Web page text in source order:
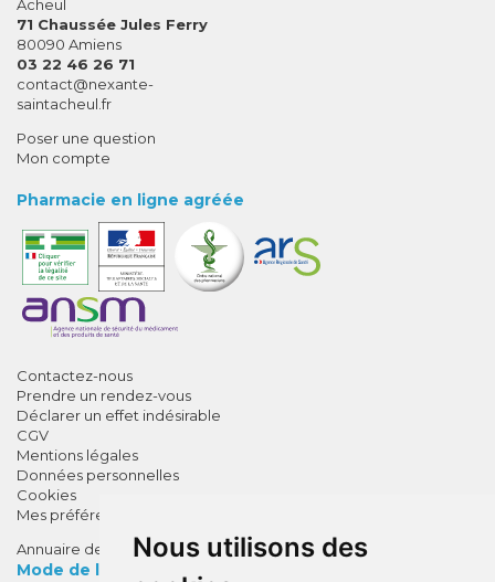
Nous utilisons des
Acheul
71 Chaussée Jules Ferry
80090 Amiens
03 22 46 26 71
contact-
@-
nexante-
saintacheul.fr
Poser une question
Mon compte
Pharmacie en ligne agréée
Contactez-nous
Prendre un rendez-vous
Déclarer un effet indésirable
CGV
Mentions légales
Données personnelles
Cookies
Mes préférences Cookies
Annuaire des pharmacies
Mode de livraison